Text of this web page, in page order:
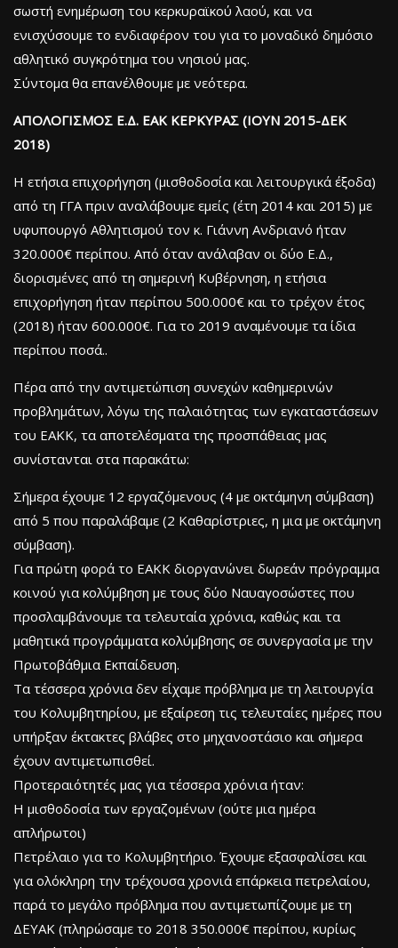
σωστή ενημέρωση του κερκυραϊκού λαού, και να
ενισχύσουμε το ενδιαφέρον του για το μοναδικό δημόσιο
αθλητικό συγκρότημα του νησιού μας.
Σύντομα θα επανέλθουμε με νεότερα.
ΑΠΟΛΟΓΙΣΜΟΣ Ε.Δ. ΕΑΚ ΚΕΡΚΥΡΑΣ (ΙΟΥΝ 2015-ΔΕΚ
2018)
Η ετήσια επιχορήγηση (μισθοδοσία και λειτουργικά έξοδα)
από τη ΓΓΑ πριν αναλάβουμε εμείς (έτη 2014 και 2015) με
υφυπουργό Αθλητισμού τον κ. Γιάννη Ανδριανό ήταν
320.000€ περίπου. Από όταν ανάλαβαν οι δύο Ε.Δ.,
διορισμένες από τη σημερινή Κυβέρνηση, η ετήσια
επιχορήγηση ήταν περίπου 500.000€ και το τρέχον έτος
(2018) ήταν 600.000€. Για το 2019 αναμένουμε τα ίδια
περίπου ποσά..
Πέρα από την αντιμετώπιση συνεχών καθημερινών
προβλημάτων, λόγω της παλαιότητας των εγκαταστάσεων
του ΕΑΚΚ, τα αποτελέσματα της προσπάθειας μας
συνίστανται στα παρακάτω:
Σήμερα έχουμε 12 εργαζόμενους (4 με οκτάμηνη σύμβαση)
από 5 που παραλάβαμε (2 Καθαρίστριες, η μια με οκτάμηνη
σύμβαση).
Για πρώτη φορά το ΕΑΚΚ διοργανώνει δωρεάν πρόγραμμα
κοινού για κολύμβηση με τους δύο Ναυαγοσώστες που
προσλαμβάνουμε τα τελευταία χρόνια, καθώς και τα
μαθητικά προγράμματα κολύμβησης σε συνεργασία με την
Πρωτοβάθμια Εκπαίδευση.
Τα τέσσερα χρόνια δεν είχαμε πρόβλημα με τη λειτουργία
του Κολυμβητηρίου, με εξαίρεση τις τελευταίες ημέρες που
υπήρξαν έκτακτες βλάβες στο μηχανοστάσιο και σήμερα
έχουν αντιμετωπισθεί.
Προτεραιότητές μας για τέσσερα χρόνια ήταν:
Η μισθοδοσία των εργαζομένων (ούτε μια ημέρα
απλήρωτοι)
Πετρέλαιο για το Κολυμβητήριο. Έχουμε εξασφαλίσει και
για ολόκληρη την τρέχουσα χρονιά επάρκεια πετρελαίου,
παρά το μεγάλο πρόβλημα που αντιμετωπίζουμε με τη
ΔΕΥΑΚ (πληρώσαμε το 2018 350.000€ περίπου, κυρίως